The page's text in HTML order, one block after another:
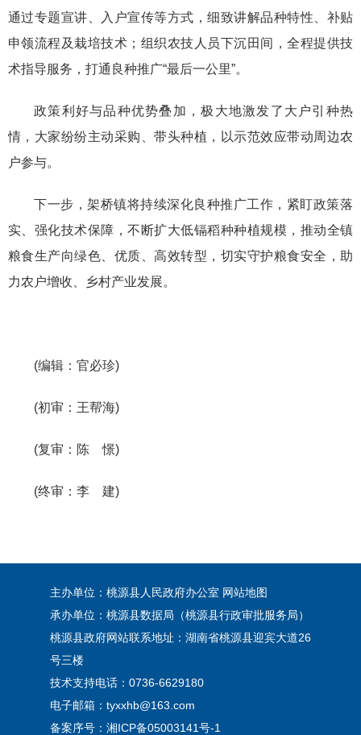
通过专题宣讲、入户宣传等方式，细致讲解品种特性、补贴
申领流程及栽培技术；组织农技人员下沉田间，全程提供技
术指导服务，打通良种推广“最后一公里”。
政策利好与品种优势叠加，极大地激发了大户引种热
情，大家纷纷主动采购、带头种植，以示范效应带动周边农
户参与。
下一步，架桥镇将持续深化良种推广工作，紧盯政策落
实、强化技术保障，不断扩大低镉稻种种植规模，推动全镇
粮食生产向绿色、优质、高效转型，切实守护粮食安全，助
力农户增收、乡村产业发展。
(编辑：官必珍)
(初审：王帮海)
(复审：陈 憬)
(终审：李 建)
主办单位：桃源县人民政府办公室 网站地图
承办单位：桃源县数据局（桃源县行政审批服务局）
桃源县政府网站联系地址：湖南省桃源县迎宾大道26
号三楼
技术支持电话：0736-6629180
电子邮箱：tyxxhb@163.com
备案序号： 湘ICP备05003141号-1